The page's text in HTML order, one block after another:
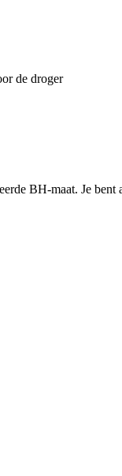
de droger
BH-maat. Je